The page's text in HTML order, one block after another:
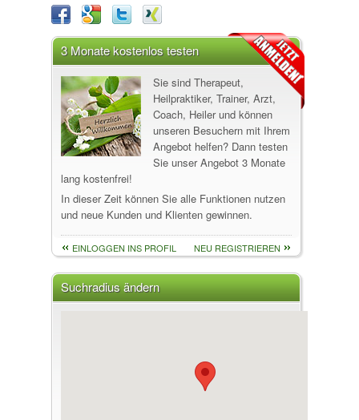
3 Monate kostenlos testen
Sie sind Therapeut,
Heilpraktiker, Trainer, Arzt,
Coach, Heiler und können
unseren Besuchern mit Ihrem
Angebot helfen? Dann testen
Sie unser Angebot 3 Monate
lang kostenfrei!
In dieser Zeit können Sie alle Funktionen nutzen
und neue Kunden und Klienten gewinnen.
EINLOGGEN INS PROFIL NEU REGISTRIEREN
Suchradius ändern